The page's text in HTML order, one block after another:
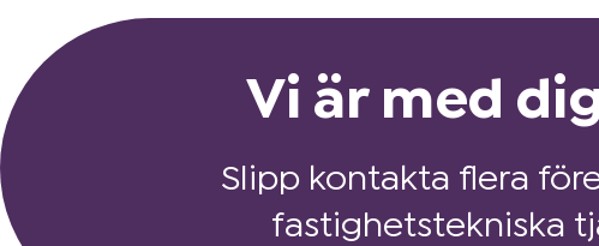
Vi är med
Slipp kontakta flera
fastighetstekniska